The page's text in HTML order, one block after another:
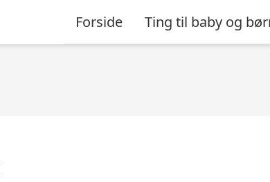
Forside Ting til baby og